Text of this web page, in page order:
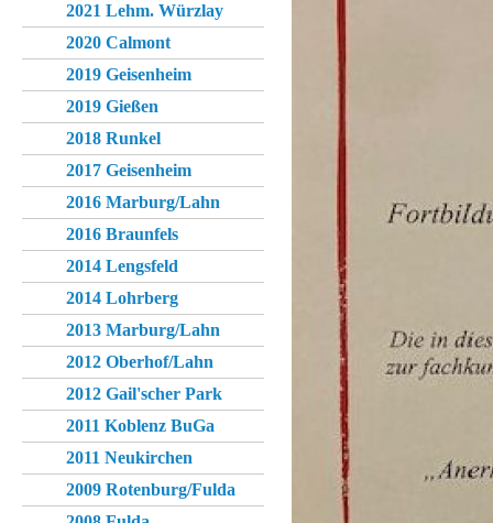
2021 Lehm. Würzlay
2020 Calmont
2019 Geisenheim
2019 Gießen
2018 Runkel
2017 Geisenheim
2016 Marburg/Lahn
2016 Braunfels
2014 Lengsfeld
2014 Lohrberg
2013 Marburg/Lahn
2012 Oberhof/Lahn
2012 Gail'scher Park
2011 Koblenz BuGa
2011 Neukirchen
2009 Rotenburg/Fulda